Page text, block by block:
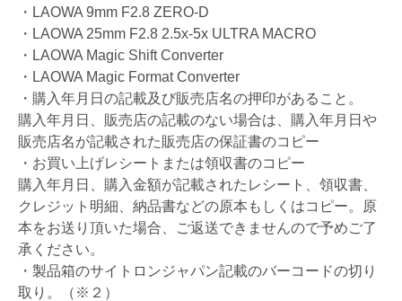
・LAOWA 9mm F2.8 ZERO-D
・LAOWA 25mm F2.8 2.5x-5x ULTRA MACRO
・LAOWA Magic Shift Converter
・LAOWA Magic Format Converter
・購入年月日の記載及び販売店名の押印があること。
購入年月日、販売店の記載のない場合は、購入年月日や
販売店名が記載された販売店の保証書のコピー
・お買い上げレシートまたは領収書のコピー
購入年月日、購入金額が記載されたレシート、領収書、
クレジット明細、納品書などの原本もしくはコピー。原
本をお送り頂いた場合、ご返送できませんので予めご了
承ください。
・製品箱のサイトロンジャパン記載のバーコードの切り
取り。（※２）